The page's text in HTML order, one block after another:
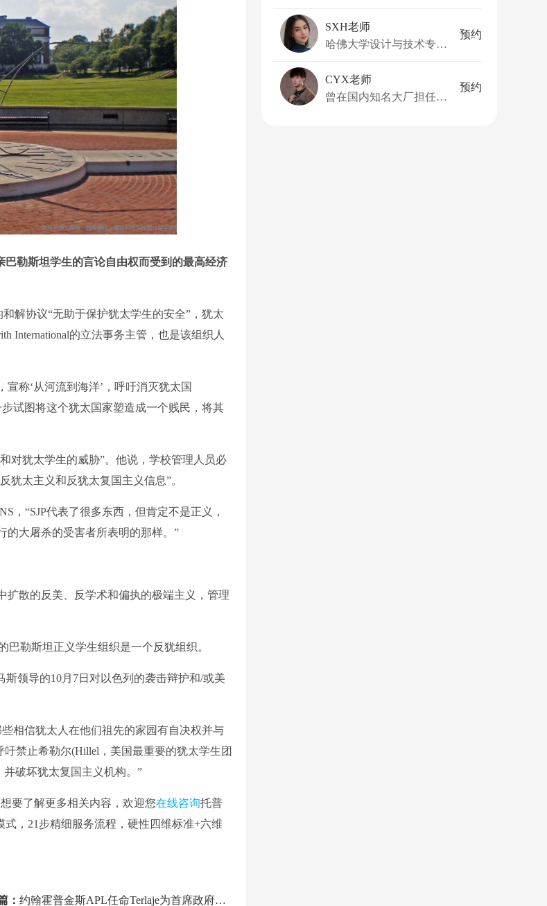
巴勒斯坦学生的言论自由权而受到的最高经济
解协议“无助于保护犹太学生的安全”，犹太
International的立法事务主管，也是该组织人
称‘从河流到海洋’，呼吁消灭犹太国
步试图将这个犹太国家塑造成一个贱民，将其
犹太学生的威胁”。他说，学校管理人员必
犹太主义和反犹太复国主义信息”。
“SJP代表了很多东西，但肯定不是正义，
的大屠杀的受害者所表明的那样。”
散的反美、反学术和偏执的极端主义，管理
勒斯坦正义学生组织是一个反犹组织。
领导的10月7日对以色列的袭击辩护和/或美
相信犹太人在他们祖先的家园有自决权并与
禁止希勒尔(Hillel，美国最重要的犹太学生团
破坏犹太复国主义机构。”
要了解更多相关内容，欢迎您在线咨询托普
，21步精细服务流程，硬性四维标准+六维
： 约翰霍普金斯APL任命Terlaje为首席政府关系官
SXH老师
哈佛大学设计与技术专业硕士
预约
CYX老师
曾在国内知名大厂担任数据分析师
预约